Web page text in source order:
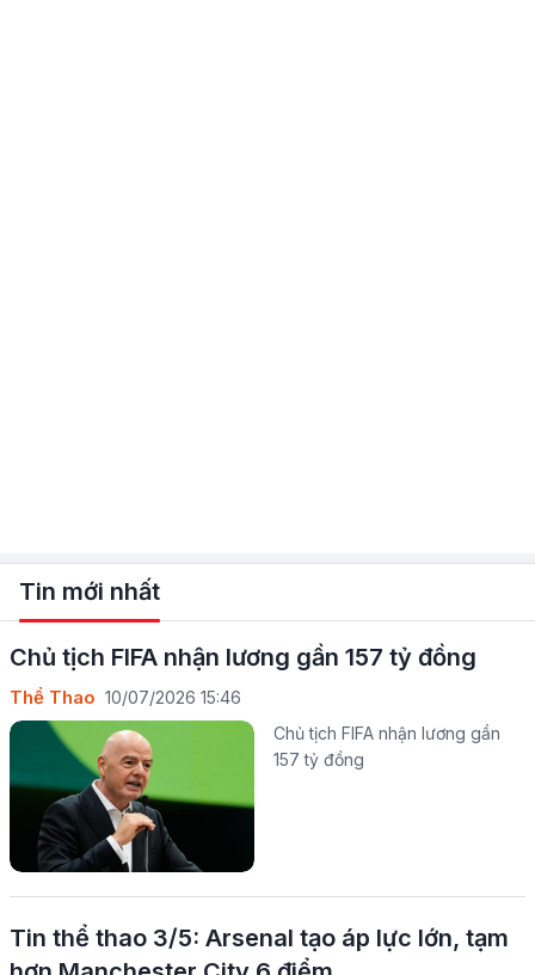
Tin mới nhất
Chủ tịch FIFA nhận lương gần 157 tỷ đồng
Thể Thao 10/07/2026 15:46
Chủ tịch FIFA nhận lương gần
157 tỷ đồng
Tin thể thao 3/5: Arsenal tạo áp lực lớn, tạm